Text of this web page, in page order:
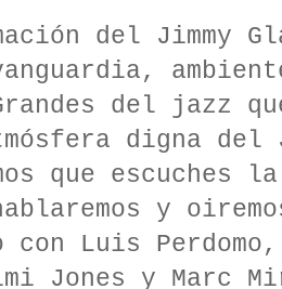
del Jimmy
del jazz
digna del
que escuches
y
con Luis
Jones y Marc